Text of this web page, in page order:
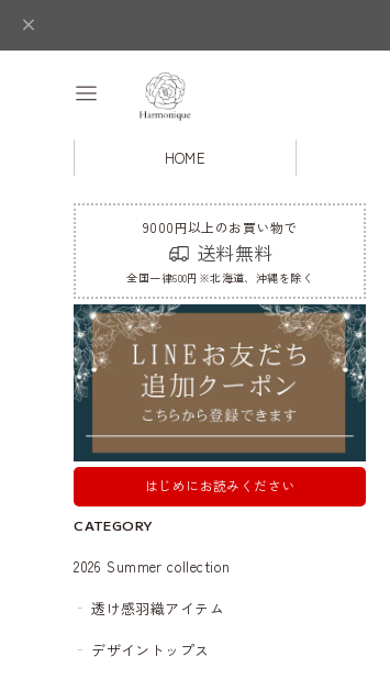
HOME
9000円以上のお買い物で
送料無料
全国一律600円※北海道、沖縄を除く
はじめにお読みください
CATEGORY
2026 Summer collection
透け感羽織アイテム
デザイントップス